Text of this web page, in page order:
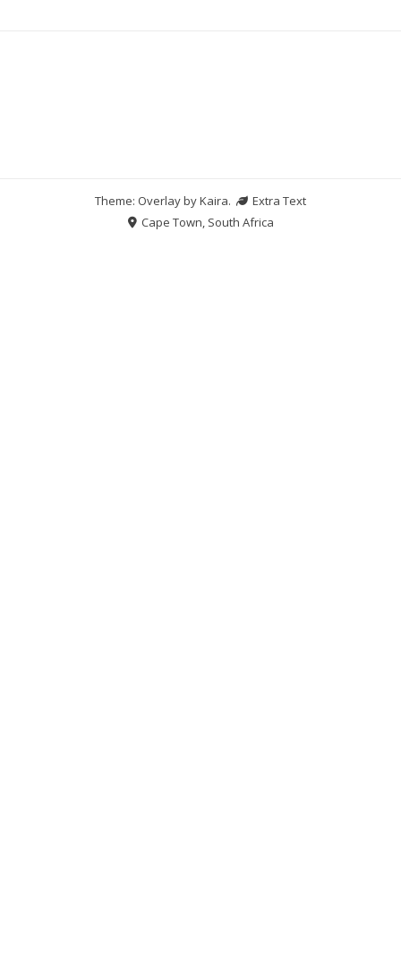
Theme: Overlay byKaira.
Extra Text
Cape Town, South Africa